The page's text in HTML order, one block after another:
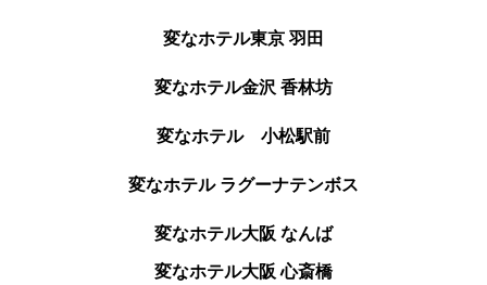
変なホテル東京 羽田
変なホテル金沢 香林坊
変なホテル 小松駅前
変なホテル ラグーナテンボス
変なホテル大阪 なんば
変なホテル大阪 心斎橋